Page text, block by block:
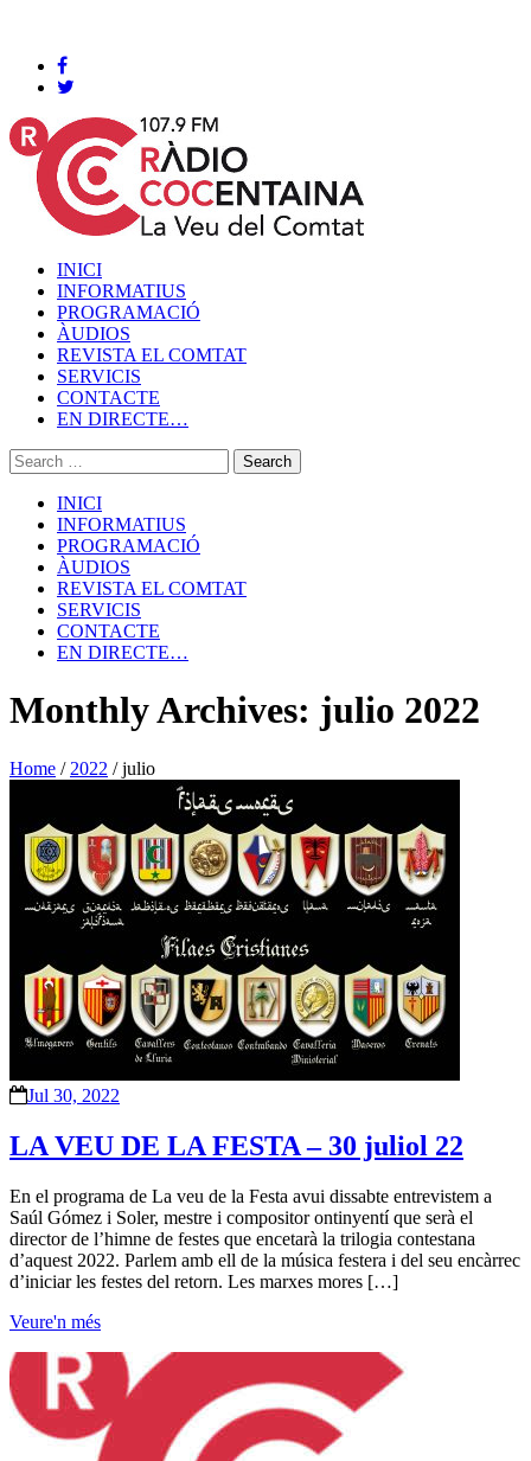
INICI
INFORMATIUS
PROGRAMACIÓ
ÀUDIOS
REVISTA EL COMTAT
SERVICIS
CONTACTE
EN DIRECTE…
INICI
INFORMATIUS
PROGRAMACIÓ
ÀUDIOS
REVISTA EL COMTAT
SERVICIS
CONTACTE
EN DIRECTE…
Monthly Archives: julio 2022
Home / 2022 /julio
Jul 30, 2022
LA VEU DE LA FESTA – 30 juliol 22
En el programa de La veu de la Festa avui dissabte entrevistem a
Saúl Gómez i Soler, mestre i compositor ontinyentí que serà el
director de l’himne de festes que encetarà la trilogia contestana
d’aquest 2022. Parlem amb ell de la música festera i del seu encàrrec
d’iniciar les festes del retorn. Les marxes mores […]
Veure'n més